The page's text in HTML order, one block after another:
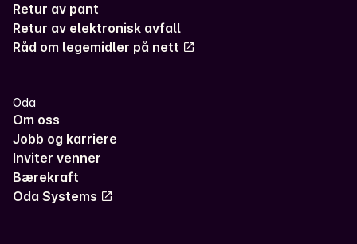
Retur av pant
Retur av elektronisk avfall
Råd om legemidler på nett
Oda
Om oss
Jobb og karriere
Inviter venner
Bærekraft
Oda Systems